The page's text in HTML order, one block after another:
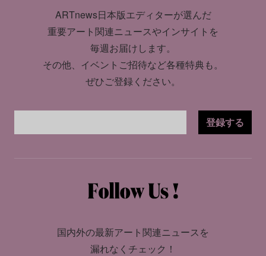
ARTnews日本版エディターが選んだ
重要アート関連ニュースやインサイトを
毎週お届けします。
その他、イベントご招待など各種特典も。
ぜひご登録ください。
登録する
国内外の最新アート関連ニュースを
漏れなくチェック！